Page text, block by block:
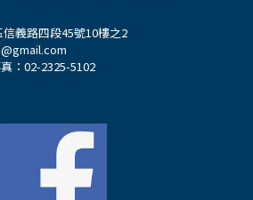
化三路兩邊所蓋的高樓層建
成為六都人口淨遷入率最高的
月到10月氣候比台北盆地涼爽
。數間開張的港式飲茶餐廳，廣
者站在機捷林口站附近被規劃為
大塊土地上，拿著古地圖對照，
園。當時林口台地散布著埤塘和
義路四段45號10樓之2
：02-2325-5102